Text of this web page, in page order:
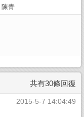
陳青
共有30條回復
2015-5-7 14:04:49